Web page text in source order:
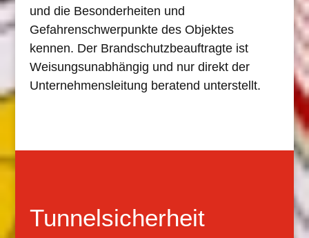
und die Besonderheiten und
Gefahrenschwerpunkte des Objektes
kennen. Der Brandschutzbeauftragte ist
Weisungsunabhängig und nur direkt der
Unternehmensleitung beratend unterstellt.
Tunnelsicherheit